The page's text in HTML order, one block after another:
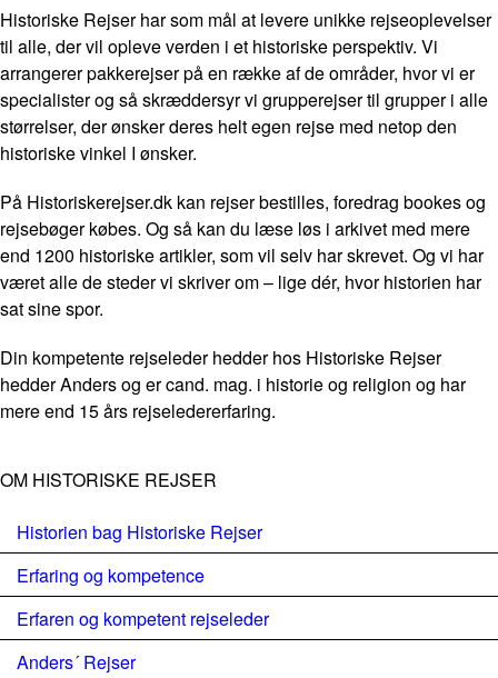
Historiske Rejser har som mål at levere unikke rejseoplevelser
til alle, der vil opleve verden i et historiske perspektiv. Vi
arrangerer pakkerejser på en række af de områder, hvor vi er
specialister og så skræddersyr vi grupperejser til grupper i alle
størrelser, der ønsker deres helt egen rejse med netop den
historiske vinkel I ønsker.
På Historiskerejser.dk kan rejser bestilles, foredrag bookes og
rejsebøger købes. Og så kan du læse løs i arkivet med mere
end 1200 historiske artikler, som vil selv har skrevet. Og vi har
været alle de steder vi skriver om – lige dér, hvor historien har
sat sine spor.
Din kompetente rejseleder hedder hos Historiske Rejser
hedder Anders og er cand. mag. i historie og religion og har
mere end 15 års rejseledererfaring.
OM HISTORISKE REJSER
Historien bag Historiske Rejser
Erfaring og kompetence
Erfaren og kompetent rejseleder
Anders´ Rejser